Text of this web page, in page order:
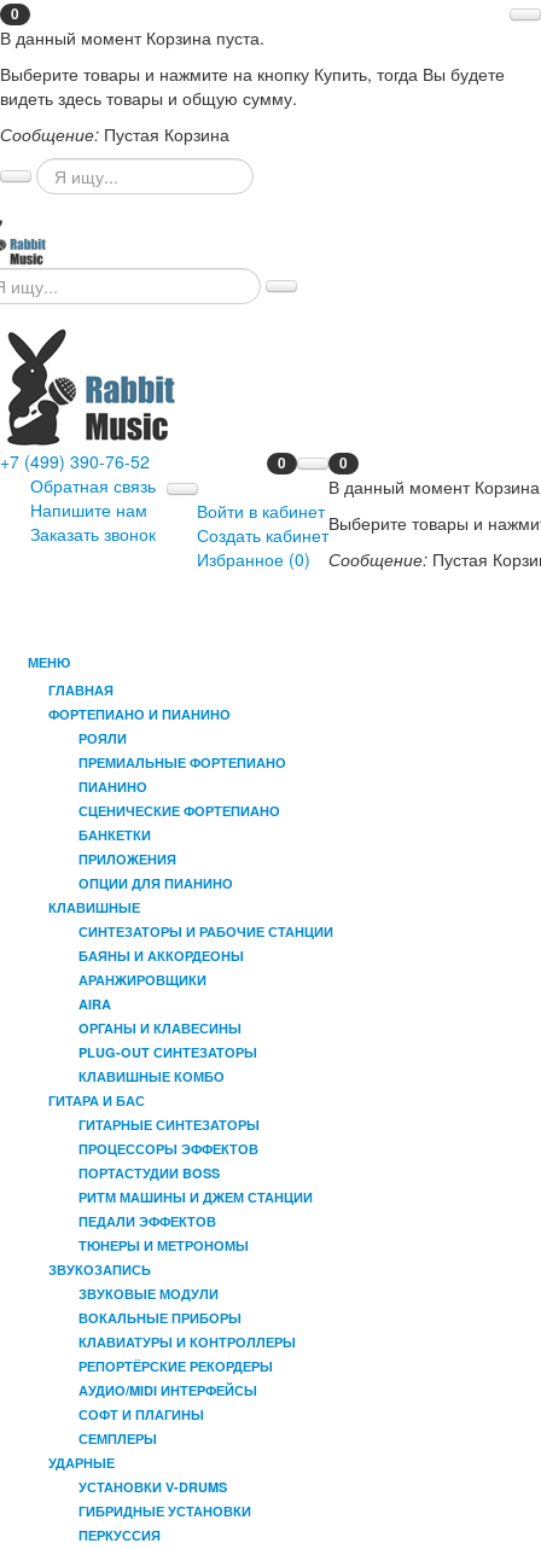
0
В данный момент Корзина пуста.
Выберите товары и нажмите на кнопку Купить, тогда Вы будете
видеть здесь товары и общую сумму.
Сообщение: Пустая Корзина
+7 (499) 390-76-52
Обратная связь
Напишите нам
Заказать звонок
0
В данный момент Корзина
Выберите товары и
Сообщение: Пустая
0
Войти в кабинет
Создать кабинет
Избранное (0)
МЕНЮ
ГЛАВНАЯ
ФОРТЕПИАНО И ПИАНИНО
РОЯЛИ
ПРЕМИАЛЬНЫЕ ФОРТЕПИАНО
ПИАНИНО
СЦЕНИЧЕСКИЕ ФОРТЕПИАНО
БАНКЕТКИ
ПРИЛОЖЕНИЯ
ОПЦИИ ДЛЯ ПИАНИНО
КЛАВИШНЫЕ
СИНТЕЗАТОРЫ И РАБОЧИЕ СТАНЦИИ
БАЯНЫ И АККОРДЕОНЫ
АРАНЖИРОВЩИКИ
AIRA
OРГАНЫ И КЛАВЕСИНЫ
PLUG-OUT СИНТЕЗАТОРЫ
КЛАВИШНЫЕ КОМБО
ГИТАРА И БАС
ГИТАРНЫЕ СИНТЕЗАТОРЫ
ПРОЦЕССОРЫ ЭФФЕКТОВ
ПОРТАСТУДИИ BOSS
РИТМ МАШИНЫ И ДЖЕМ СТАНЦИИ
ПЕДАЛИ ЭФФЕКТОВ
ТЮНЕРЫ И МЕТРОНОМЫ
ЗВУКОЗАПИСЬ
ЗВУКОВЫЕ МОДУЛИ
ВОКАЛЬНЫЕ ПРИБОРЫ
КЛАВИАТУРЫ И КОНТРОЛЛЕРЫ
РЕПОРТЁРСКИЕ РЕКОРДЕРЫ
АУДИО/MIDI ИНТЕРФЕЙСЫ
СОФТ И ПЛАГИНЫ
СЕМПЛЕРЫ
УДАРНЫЕ
УСТАНОВКИ V-DRUMS
ГИБРИДНЫЕ УСТАНОВКИ
ПЕРКУССИЯ